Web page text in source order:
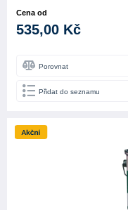
Cena od
535,00 Kč
Porovnat
Přidat do seznamu